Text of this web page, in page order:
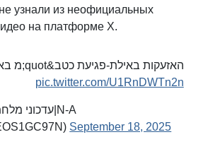
узнали из неофициальных
на платформе Х.
האזעקות באילת-פגיעת כטב&quot;מ באילת
pic.twitter.com/U1RnDWTn2n
September 18, 2025